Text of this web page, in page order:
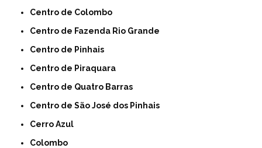
Centro de Colombo
Centro de Fazenda Rio Grande
Centro de Pinhais
Centro de Piraquara
Centro de Quatro Barras
Centro de São José dos Pinhais
Cerro Azul
Colombo